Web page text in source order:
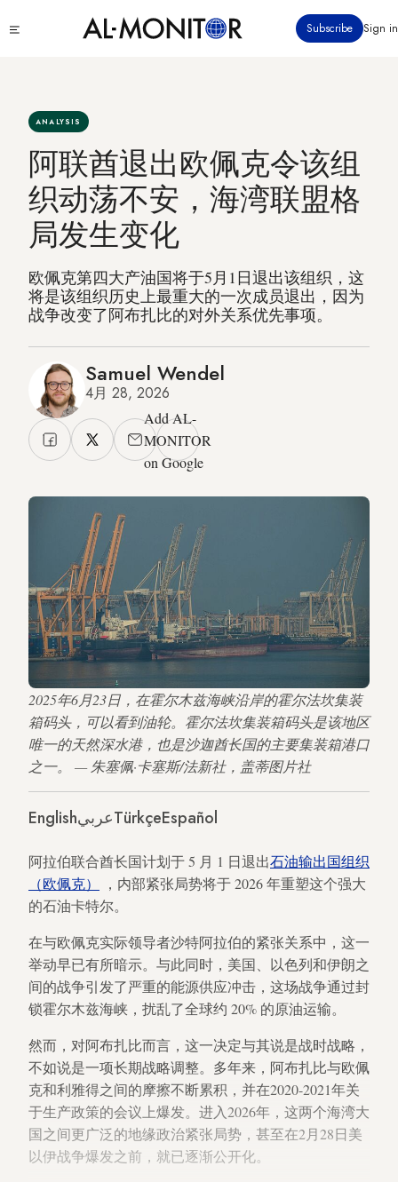
转
Subscribe Sign in
ANALYSIS
阿联酋退出欧佩克令该组
织动荡不安，海湾联盟格
局发生变化
欧佩克第四大产油国将于5月1日退出该组织，这
将是该组织历史上最重大的一次成员退出，因为
战争改变了阿布扎比的对外关系优先事项。
Samuel Wendel
4月 28, 2026
Add AL-
MONITOR
on Google
2025年6月23日，在霍尔木兹海峡沿岸的霍尔法坎集装
箱码头，可以看到油轮。霍尔法坎集装箱码头是该地区
唯一的天然深水港，也是沙迦酋长国的主要集装箱港口
之一。 — 朱塞佩·卡塞斯/法新社，盖蒂图片社
EnglishعربيTürkçeEspañol
阿拉伯联合酋长国计划于 5 月 1 日退出石油输出国组织
（欧佩克）
，内部紧张局势将于 2026 年重塑这个强大
的石油卡特尔。
在与欧佩克实际领导者沙特阿拉伯的紧张关系中，这一
举动早已有所暗示。与此同时，美国、以色列和伊朗之
间的战争引发了严重的能源供应冲击，这场战争通过封
锁霍尔木兹海峡，扰乱了全球约 20% 的原油运输。
然而，对阿布扎比而言，这一决定与其说是战时战略，
不如说是一项长期战略调整。多年来，阿布扎比与欧佩
克和利雅得之间的摩擦不断累积，并在2020-2021年关
于生产政策的会议上爆发。进入2026年，这两个海湾大
国之间更广泛的地缘政治紧张局势，甚至在2月28日美
以伊战争爆发之前，就已逐渐公开化。